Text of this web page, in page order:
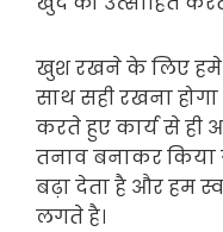
खुश रखने के लिए हमे
साथ सही रखना
करते हुए कार्य से ही
तनाव बनाकर किया
बढ़ा देता है और हम
लगते है।